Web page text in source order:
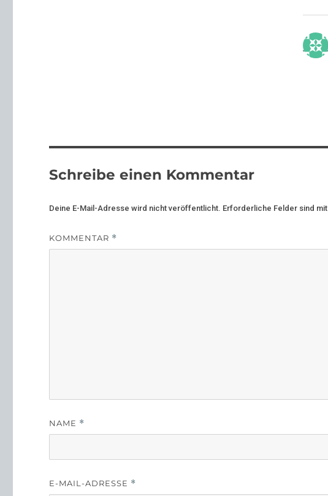
Schreibe einen Kommentar
Deine E-Mail-Adresse wird nicht veröffentlicht. Erforderliche Felder sind mit
KOMMENTAR *
NAME *
E-MAIL-ADRESSE *